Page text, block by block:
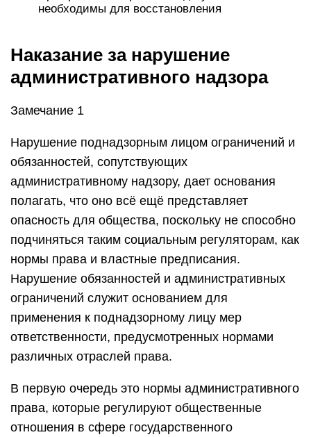
необходимы для восстановления
Наказание за нарушение
административного надзора
Замечание 1
Нарушение поднадзорным лицом ограничений и
обязанностей, сопутствующих
административному надзору, дает основания
полагать, что оно всё ещё представляет
опасность для общества, поскольку не способно
подчиняться таким социальным регуляторам, как
нормы права и властные предписания.
Нарушение обязанностей и административных
ограничений служит основанием для
применения к поднадзорному лицу мер
ответственности, предусмотренных нормами
различных отраслей права.
В первую очередь это нормы административного
права, которые регулируют общественные
отношения в сфере государственного